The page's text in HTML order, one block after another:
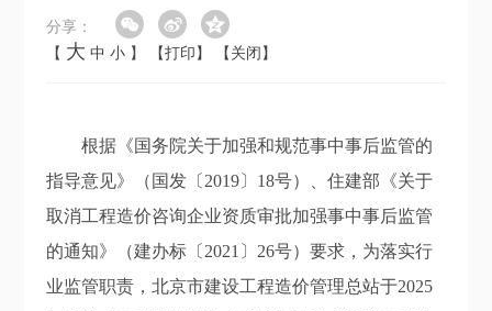
分享：
【 大 中 小 】 【打印】 【关闭】
根据《国务院关于加强和规范事中事后监管的
指导意见》（国发〔2019〕18号）、住建部 《关于
取消工程造价咨询企业资质审批加强事中事后监管
的通知》
（建办标〔2021〕26号）要求 ，为落实行
业监管职责，北京市建设工程造价管理总站于2025